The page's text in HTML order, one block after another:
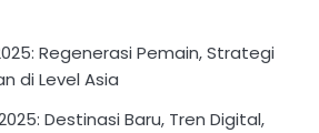
Regenerasi Pemain, Strategi
di Level Asia
Destinasi Baru, Tren Digital,